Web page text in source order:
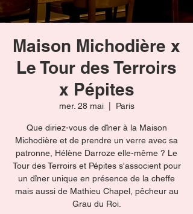
Maison Michodière x
Le Tour des Terroirs
x Pépites
mer. 28 mai
  |
Paris
Que diriez-vous de dîner à la Maison
Michodière et de prendre un verre avec sa
patronne, Hélène Darroze elle-même ? Le
Tour des Terroirs et Pépites s'associent pour
un dîner unique en présence de la cheffe
mais aussi de Mathieu Chapel, pêcheur au
Grau du Roi.